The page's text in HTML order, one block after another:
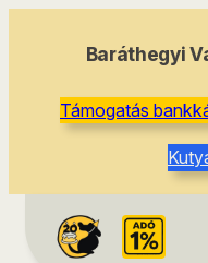
Baráthegyi
Támogatás